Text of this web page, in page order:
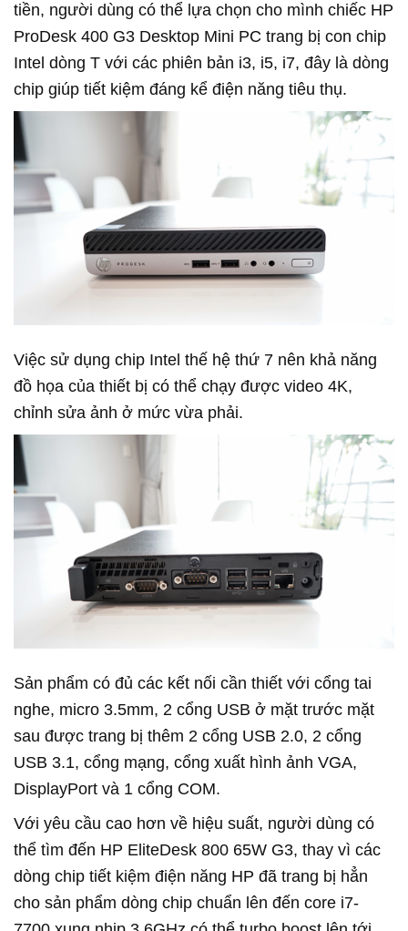
tiền, người dùng có thể lựa chọn cho mình chiếc HP
ProDesk 400 G3 Desktop Mini PC trang bị con chip
Intel dòng T với các phiên bản i3, i5, i7, đây là dòng
chip giúp tiết kiệm đáng kể điện năng tiêu thụ.
Việc sử dụng chip Intel thế hệ thứ 7 nên khả năng
đồ họa của thiết bị có thể chạy được video 4K,
chỉnh sửa ảnh ở mức vừa phải.
Sản phẩm có đủ các kết nối cần thiết với cổng tai
nghe, micro 3.5mm, 2 cổng USB ở mặt trước mặt
sau được trang bị thêm 2 cổng USB 2.0, 2 cổng
USB 3.1, cổng mạng, cổng xuất hình ảnh VGA,
DisplayPort và 1 cổng COM.
Với yêu cầu cao hơn về hiệu suất, người dùng có
thể tìm đến HP EliteDesk 800 65W G3, thay vì các
dòng chip tiết kiệm điện năng HP đã trang bị hẳn
cho sản phẩm dòng chip chuẩn lên đến core i7-